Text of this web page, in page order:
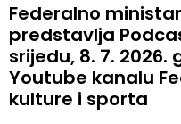
Federalno
predstavlja
srijedu, 8. 7. 2026.
Youtube kanalu
kulture i sporta